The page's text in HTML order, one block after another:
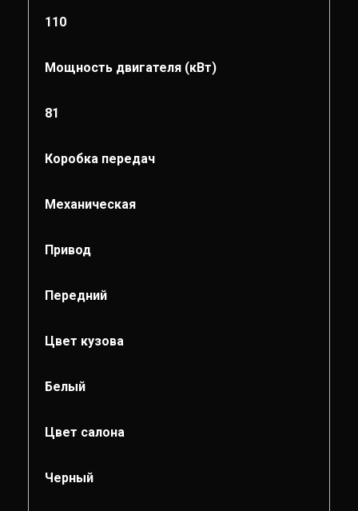
110
Мощность двигателя (кВт)
81
Коробка передач
Механическая
Привод
Передний
Цвет кузова
Белый
Цвет салона
Черный